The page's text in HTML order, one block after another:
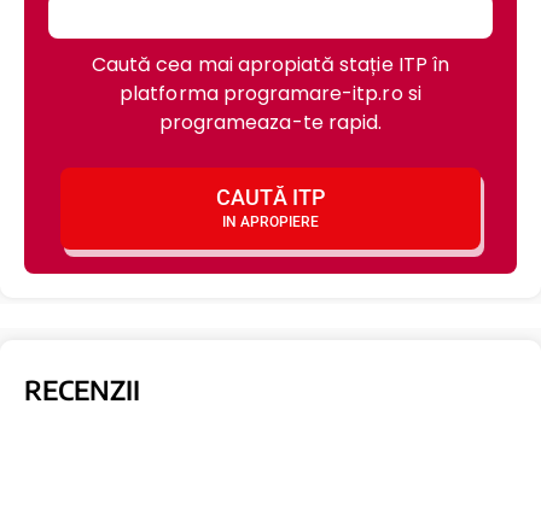
Caută cea mai apropiată stație ITP în
platforma programare-itp.ro si
programeaza-te rapid.
CAUTĂ ITP
IN APROPIERE
RECENZII